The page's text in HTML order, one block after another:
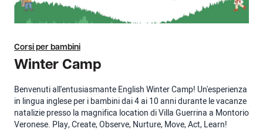
Corsi per bambini
Winter Camp
Benvenuti all'entusiasmante English Winter Camp! Un'esperienza
in lingua inglese per i bambini dai 4 ai 10 anni durante le vacanze
natalizie presso la magnifica location di Villa Guerrina a Montorio
Veronese. Play, Create, Observe, Nurture, Move, Act, Learn!